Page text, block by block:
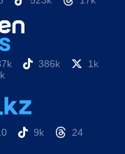
386k
1k
9k 24